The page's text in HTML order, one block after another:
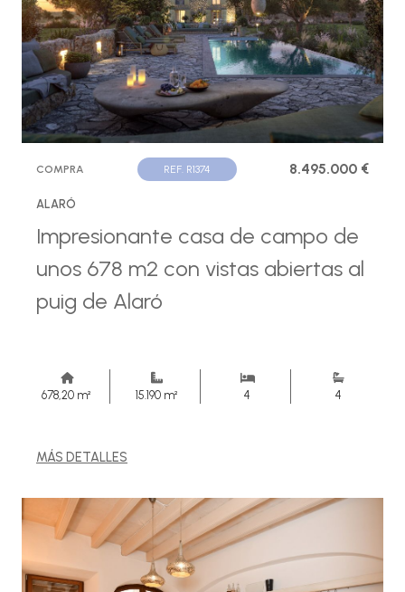
COMPRA REF. R1374 8.495.000 €
ALARÓ
Impresionante casa de campo de
unos 678 m2 con vistas abiertas al
puig de Alaró
678,20 m² 15.190 m² 4 4
MÁS DETALLES